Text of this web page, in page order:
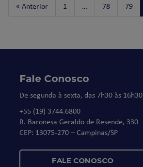
« Anterior 1 … 78 79
Fale Conosco
De segunda à sexta, das 7h30 às 16h30
+55 (19) 3744.6800
R. Baronesa Geraldo de Resende, 330
CEP: 13075-270 – Campinas/SP
FALE CONOSCO